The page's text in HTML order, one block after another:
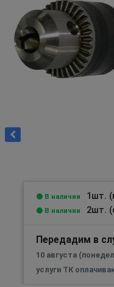
В наличии 1шт.
В наличии 2шт.
Передадим в
10 августа
услуги ТК